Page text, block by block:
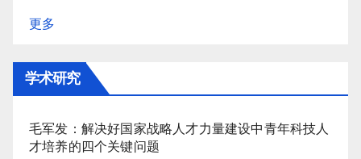
更多
学术研究
毛军发：解决好国家战略人才力量建设中青年科技人
才培养的四个关键问题